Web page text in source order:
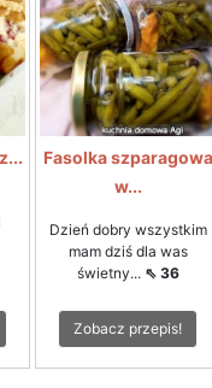
Fasolka szparagowa
w...
Dzień dobry wszystkim
mam dziś dla was
świetny... ⇖ 36
Zobacz przepis!